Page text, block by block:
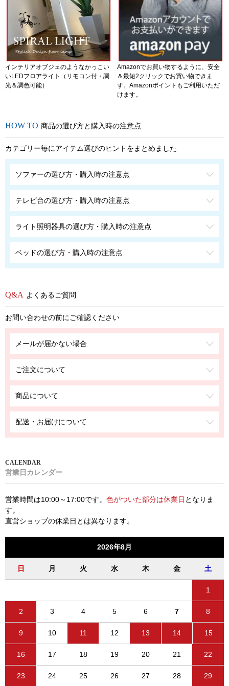
インテリアオブジェのようなかっこい
いLEDフロアライト（リモコン付・調
光＆調色可能）
Amazonでお買い物するように、安全
＆最短2クリックでお買い物できま
す。Amazonポイントもご利用いただ
けます。
商品の選び方と購入時の注意点
カテゴリー毎にアイテム選びのヒントをまとめました
ソファーの選び方・購入時の注意点
テレビ台の選び方・購入時の注意点
ライト照明器具の選び方・購入時の注意点
ベッドの選び方・購入時の注意点
よくあるご質問
お問い合わせの前にご確認ください
メールが届かない場合
ご注文について
商品について
配送・お届けについて
営業日カレンダー
営業時間は10:00～17:00です。 色がついた部分は休業日 となりま
す。
直営ショップの休業日とは異なります。
2026年8月
日 月 火 水 木 金 土
1
2 3 4 5 6 7 8
9 10 11 12 13 14 15
16 17 18 19 20 21 22
23 24 25 26 27 28 29